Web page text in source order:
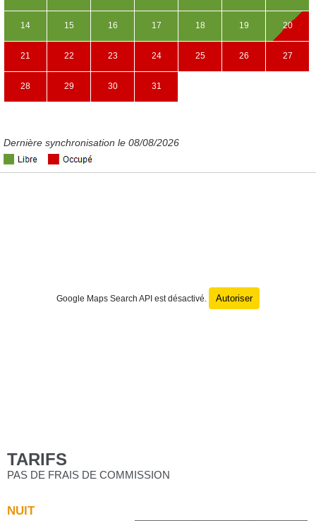
14 15 16 17 18 19 20
21 22 23 24 25 26 27
28 29 30 31
Dernière synchronisation le 08/08/2026
Google Maps Search API est désactivé. Autoriser
TARIFS
PAS DE FRAIS DE COMMISSION
NUIT